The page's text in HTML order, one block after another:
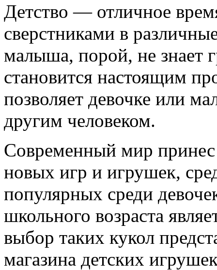
Детство — отличное
сверстниками в
малыша, порой, не знает
становится настоящим
позволяет девочке или
другим человеком.
Современный мир принес
новых игр и игрушек,
популярных среди
школьного возраста
выбор таких кукол
магазина детских